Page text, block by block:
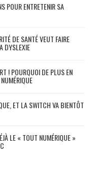
POUR ENTRETENIR SA
DE SANTÉ VEUT FAIRE
DYSLEXIE
! POURQUOI DE PLUS EN
ET LA SWITCH VA BIENTÔT
LE « TOUT NUMÉRIQUE »